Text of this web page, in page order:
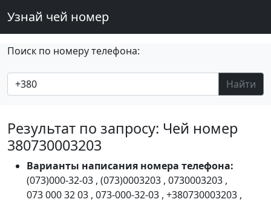
Узнай чей номер
Поиск по номеру телефона:
Найти
Результат по запросу: Чей номер
380730003203
Варианты написания номера телефона:
(073)000-32-03 , (073)0003203 , 0730003203 ,
073 000 32 03 , 073-000-32-03 , +380730003203 ,